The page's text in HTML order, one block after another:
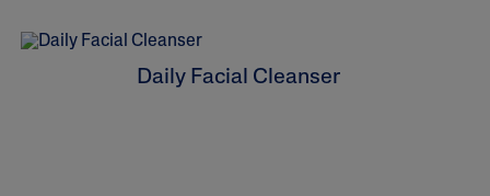
Sheaboter
Zoete Amandelolie
Daily Facial Cleanser